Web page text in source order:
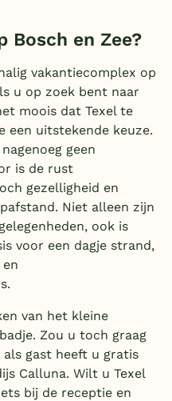
Bosch en Zee?
vakantiecomplex op
u op zoek bent naar
moois dat Texel te
een uitstekende keuze.
geen
is de rust
gezelligheid en
Niet alleen zijn
ook is
voor een dagje strand,
van het kleine
Zou u toch graag
als gast heeft u gratis
Calluna. Wilt u Texel
bij de receptie en